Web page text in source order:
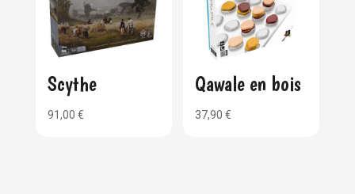
Scythe
91,00 €
Qawale en bois
37,90€